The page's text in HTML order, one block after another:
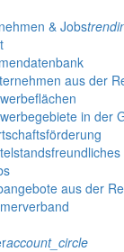
& Jobs
aus der
in der
aus der
account_circle